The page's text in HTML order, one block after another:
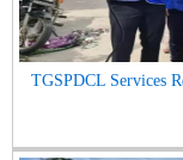
TGSPDCL Services